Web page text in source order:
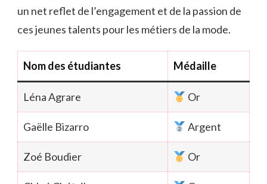
un net reflet de l’engagement et de la passion de
ces jeunes talents pour les métiers de la mode.
Nom des étudiantes Médaille
Léna Agrare Or
Gaëlle Bizarro Argent
Zoé Boudier Or